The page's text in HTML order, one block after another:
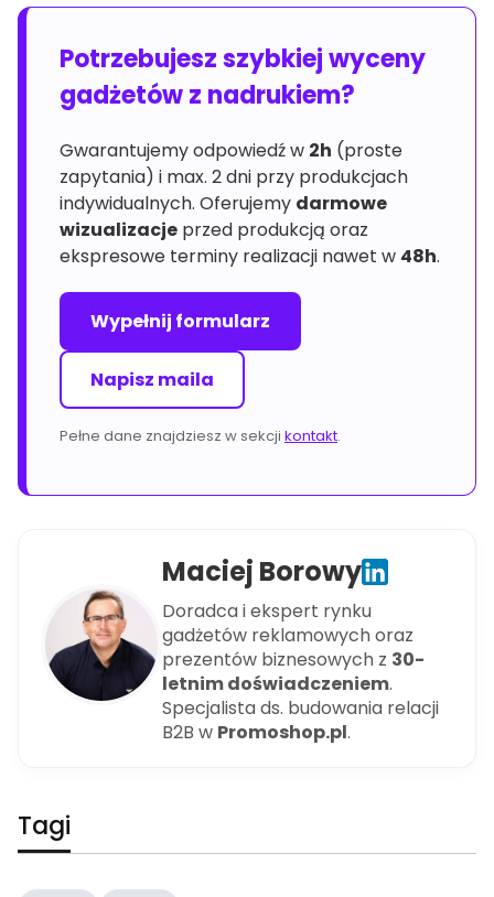
Potrzebujesz szybkiej wyceny
gadżetów z nadrukiem?
Gwarantujemy odpowiedź w 2h (proste
zapytania) i max. 2 dni przy produkcjach
indywidualnych. Oferujemy darmowe
wizualizacje przed produkcją oraz
ekspresowe terminy realizacji nawet w 48h.
Wypełnij formularz
Napisz maila
Pełne dane znajdziesz w sekcji kontakt.
Maciej Borowy
Doradca i ekspert rynku
gadżetów reklamowych oraz
prezentów biznesowych z 30-
letnim doświadczeniem.
Specjalista ds. budowania relacji
B2B w Promoshop.pl.
Tagi